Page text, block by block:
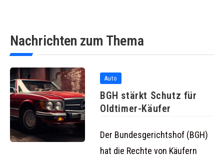
Nachrichten zum Thema
Auto
BGH stärkt Schutz für
Oldtimer-Käufer
Der Bundesgerichtshof (BGH)
hat die Rechte von Käufern